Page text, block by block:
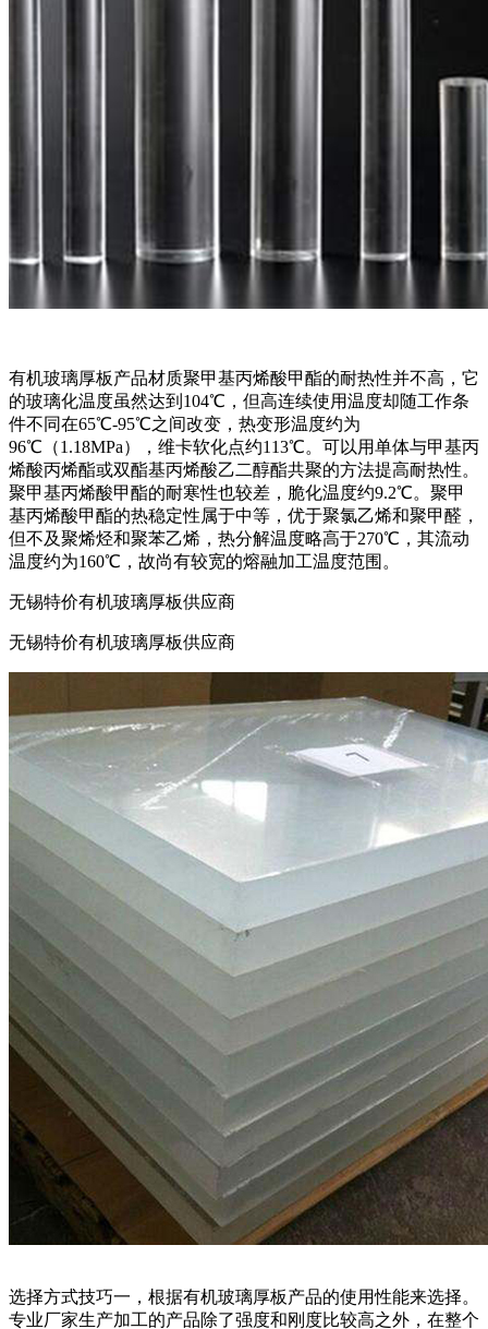
有机玻璃厚板产品材质聚甲基丙烯酸甲酯的耐热性并不高，它
的玻璃化温度虽然达到104℃，但高连续使用温度却随工作条
件不同在65℃-95℃之间改变，热变形温度约为
96℃（1.18MPa），维卡软化点约113℃。可以用单体与甲基丙
烯酸丙烯酯或双酯基丙烯酸乙二醇酯共聚的方法提高耐热性。
聚甲基丙烯酸甲酯的耐寒性也较差，脆化温度约9.2℃。聚甲
基丙烯酸甲酯的热稳定性属于中等，优于聚氯乙烯和聚甲醛，
但不及聚烯烃和聚苯乙烯，热分解温度略高于270℃，其流动
温度约为160℃，故尚有较宽的熔融加工温度范围。
无锡特价有机玻璃厚板供应商
无锡特价有机玻璃厚板供应商
选择方式技巧一，根据有机玻璃厚板产品的使用性能来选择。
专业厂家生产加工的产品除了强度和刚度比较高之外，在整个